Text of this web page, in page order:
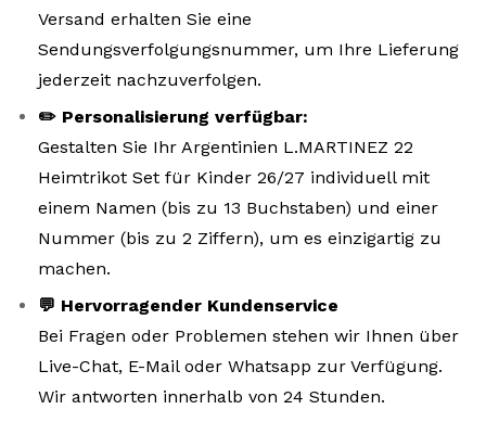
Versand erhalten Sie eine
Sendungsverfolgungsnummer, um Ihre Lieferung
jederzeit nachzuverfolgen.
✏️ Personalisierung verfügbar:
Gestalten Sie Ihr Argentinien L.MARTINEZ 22
Heimtrikot Set für Kinder 26/27 individuell mit
einem Namen (bis zu 13 Buchstaben) und einer
Nummer (bis zu 2 Ziffern), um es einzigartig zu
machen.
💬 Hervorragender Kundenservice
Bei Fragen oder Problemen stehen wir Ihnen über
Live-Chat, E-Mail oder Whatsapp zur Verfügung.
Wir antworten innerhalb von 24 Stunden.